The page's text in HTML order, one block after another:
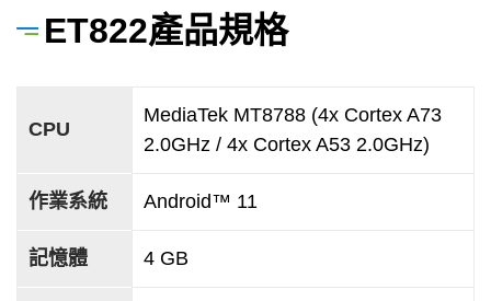
ET822產品規格
CPU
MediaTek MT8788 (4x Cortex A73
2.0GHz / 4x Cortex A53 2.0GHz)
作業系統 Android™ 11
記憶體 4 GB